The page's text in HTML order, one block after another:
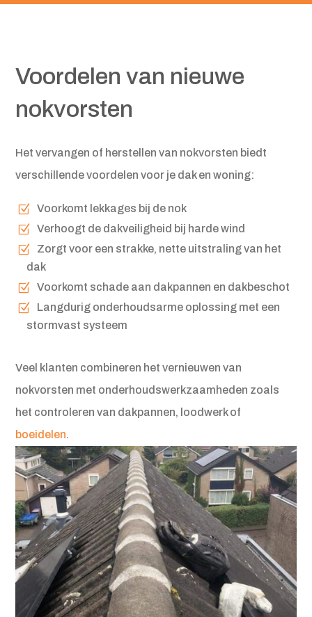
Voordelen van nieuwe
nokvorsten
Het vervangen of herstellen van nokvorsten biedt
verschillende voordelen voor je dak en woning:
Voorkomt lekkages bij de nok
Verhoogt de dakveiligheid bij harde wind
Zorgt voor een strakke, nette uitstraling van het
dak
Voorkomt schade aan dakpannen en dakbeschot
Langdurig onderhoudsarme oplossing met een
stormvast systeem
Veel klanten combineren het vernieuwen van
nokvorsten met onderhoudswerkzaamheden zoals
het controleren van dakpannen, loodwerk of
boeidelen.